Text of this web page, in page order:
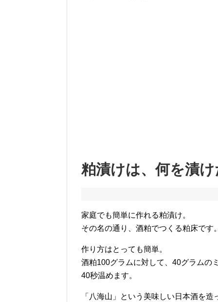
粕漬けは、何を漬
家庭でも簡単に作れる粕漬け。
その名の通り、酒粕でつくる粕床です
作り方はとっても簡単。
酒粕100グラムに対して、40グラムの
40秒温めます。
「八海山」という美味しい日本酒を